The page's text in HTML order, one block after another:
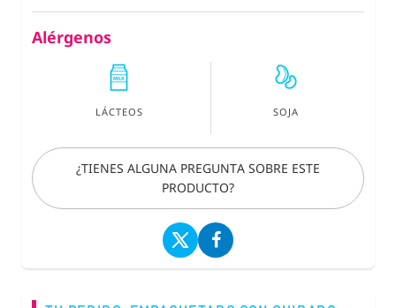
Alérgenos
LÁCTEOS SOJA
¿TIENES ALGUNA PREGUNTA SOBRE ESTE
PRODUCTO?